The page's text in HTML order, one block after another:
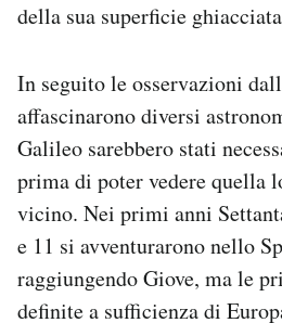
della sua superficie
In seguito le osservazioni
affascinarono diversi
Galileo sarebbero stati
prima di poter vedere quella
vicino. Nei primi anni
e 11 si avventurarono nello
raggiungendo Giove, ma le
definite a sufficienza di